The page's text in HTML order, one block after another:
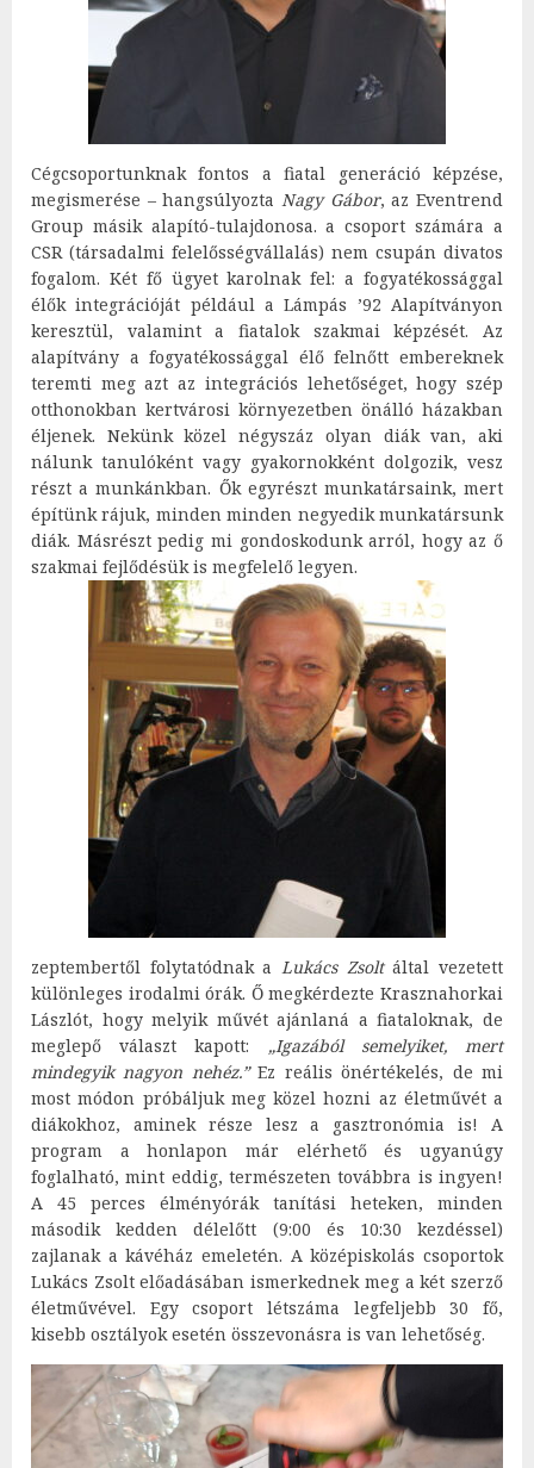
Cégcsoportunknak fontos a fiatal generáció képzése,
megismerése – hangsúlyozta Nagy Gábor, az Eventrend
Group másik alapító-tulajdonosa. a csoport számára a
CSR (társadalmi felelősségvállalás) nem csupán divatos
fogalom. Két fő ügyet karolnak fel: a fogyatékossággal
élők integrációját például a Lámpás ’92 Alapítványon
keresztül, valamint a fiatalok szakmai képzését. Az
alapítvány a fogyatékossággal élő felnőtt embereknek
teremti meg azt az integrációs lehetőséget, hogy szép
otthonokban kertvárosi környezetben önálló házakban
éljenek. Nekünk közel négyszáz olyan diák van, aki
nálunk tanulóként vagy gyakornokként dolgozik, vesz
részt a munkánkban. Ők egyrészt munkatársaink, mert
építünk rájuk, minden minden negyedik munkatársunk
diák. Másrészt pedig mi gondoskodunk arról, hogy az ő
szakmai fejlődésük is megfelelő legyen.
zeptembertől folytatódnak a Lukács Zsoltáltal vezetett
különleges irodalmi órák. Ő megkérdezte Krasznahorkai
Lászlót, hogy melyik művét ajánlaná a fiataloknak, de
meglepő választ kapott: „Igazából semelyiket, mert
mindegyik nagyon nehéz.”Ez reális önértékelés, de mi
most módon próbáljuk meg közel hozni az életművét a
diákokhoz, aminek része lesz a gasztronómia is! A
program a honlapon már elérhető és ugyanúgy
foglalható, mint eddig, természeten továbbra is ingyen!
A 45 perces élményórák tanítási heteken, minden
második kedden délelőtt (9:00 és 10:30 kezdéssel)
zajlanak a kávéház emeletén. A középiskolás csoportok
Lukács Zsolt előadásában ismerkednek meg a két szerző
életművével. Egy csoport létszáma legfeljebb 30 fő,
kisebb osztályok esetén összevonásra is van lehetőség.